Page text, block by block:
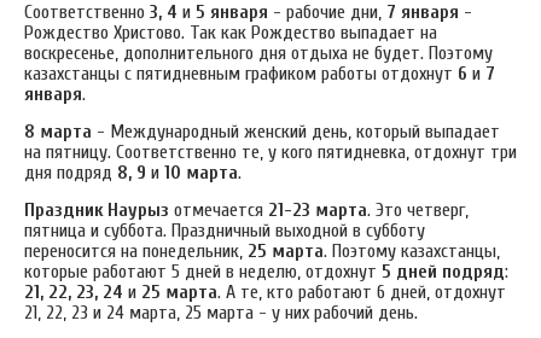
Соответственно 3, 4 и 5 января - рабочие дни, 7 января -
Рождество Христово. Так как Рождество выпадает на
воскресенье, дополнительного дня отдыха не будет. Поэтому
казахстанцы с пятидневным графиком работы отдохнут 6 и 7
января.
8 марта - Международный женский день, который выпадает
на пятницу. Соответственно те, у кого пятидневка, отдохнут три
дня подряд 8, 9 и 10 марта.
Праздник Наурыз отмечается 21-23 марта. Это четверг,
пятница и суббота. Праздничный выходной в субботу
переносится на понедельник, 25 марта. Поэтому казахстанцы,
которые работают 5 дней в неделю, отдохнут 5 дней подряд:
21, 22, 23, 24 и 25 марта. А те, кто работают 6 дней, отдохнут
21, 22, 23 и 24 марта, 25 марта - у них рабочий день.